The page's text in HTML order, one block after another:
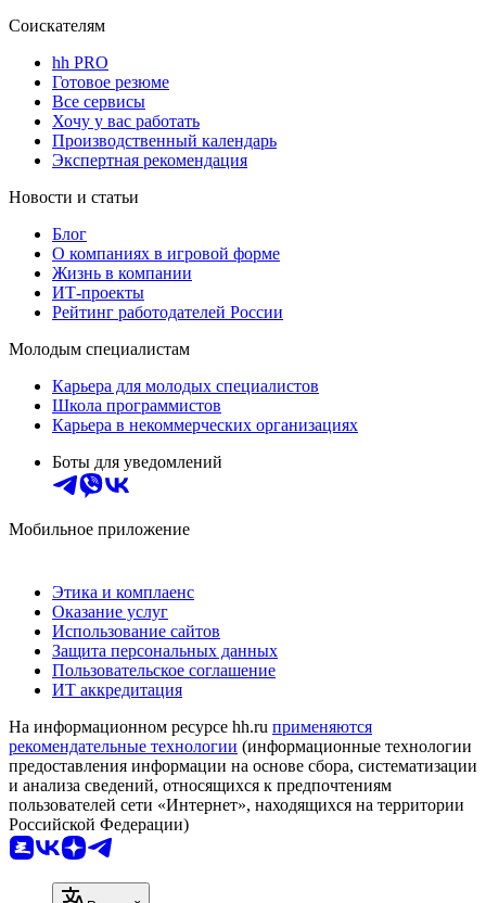
Соискателям
hh PRO
Готовое резюме
Все сервисы
Хочу у вас работать
Производственный календарь
Экспертная рекомендация
Новости и статьи
Блог
О компаниях в игровой форме
Жизнь в компании
ИТ-проекты
Рейтинг работодателей России
Молодым специалистам
Карьера для молодых специалистов
Школа программистов
Карьера в некоммерческих организациях
Боты для уведомлений
Мобильное приложение
Этика и комплаенс
Оказание услуг
Использование сайтов
Защита персональных данных
Пользовательское соглашение
ИТ аккредитация
На информационном ресурсе hh.ru применяются
рекомендательные технологии (информационные технологии
предоставления информации на основе сбора, систематизации
и анализа сведений, относящихся к предпочтениям
пользователей сети «Интернет», находящихся на территории
Российской Федерации)